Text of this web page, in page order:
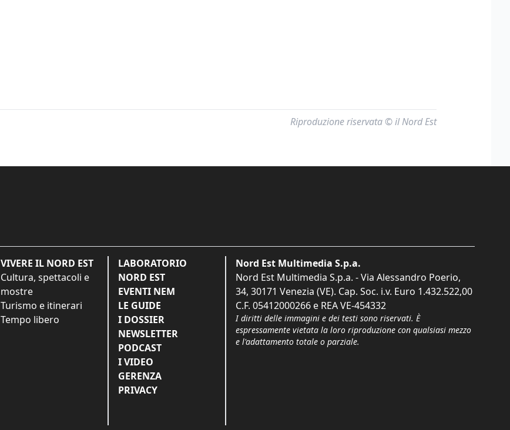
Riproduzione riservata © il Nord Est
VIVERE IL NORD EST
Cultura, spettacoli e
mostre
Turismo e itinerari
Tempo libero
LABORATORIO
NORD EST
EVENTI NEM
LE GUIDE
I DOSSIER
NEWSLETTER
PODCAST
I VIDEO
GERENZA
PRIVACY
Nord Est Multimedia S.p.a.
Nord Est Multimedia S.p.a. - Via Alessandro Poerio,
34, 30171 Venezia (VE). Cap. Soc. i.v. Euro 1.432.522,00
C.F. 05412000266 e REA VE-454332
I diritti delle immagini e dei testi sono riservati. È
espressamente vietata la loro riproduzione con qualsiasi mezzo
e l'adattamento totale o parziale.